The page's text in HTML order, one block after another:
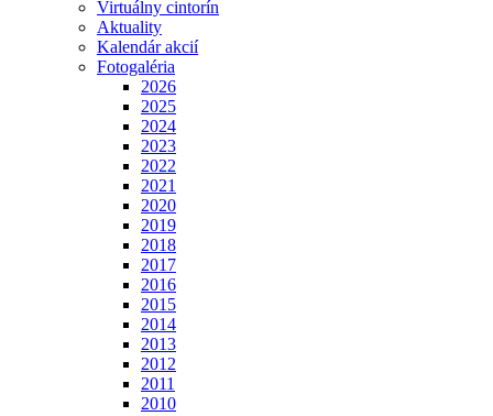
Virtuálny cintorín
Aktuality
Kalendár akcií
Fotogaléria
2026
2025
2024
2023
2022
2021
2020
2019
2018
2017
2016
2015
2014
2013
2012
2011
2010